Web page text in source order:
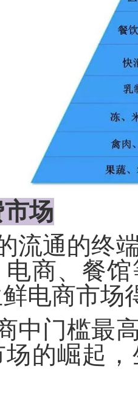
场
流通的终
商、餐
电商市场
中门槛最
的崛起